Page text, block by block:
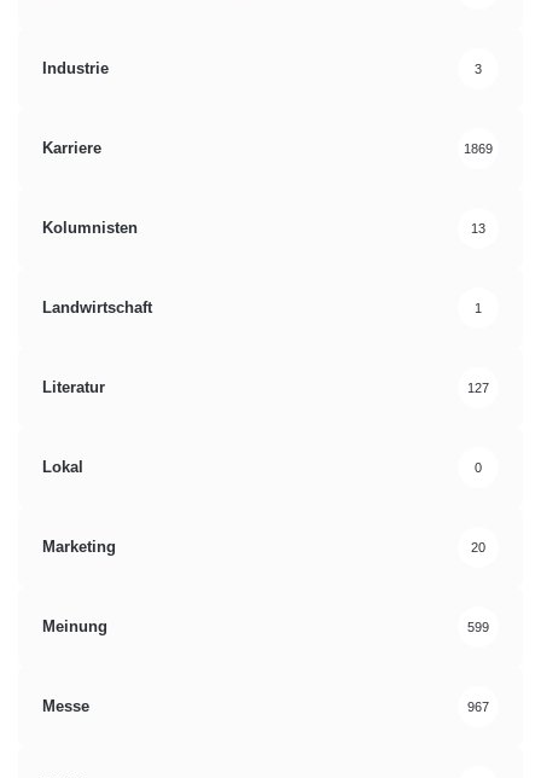
Industrie 3
Karriere 1869
Kolumnisten 13
Landwirtschaft 1
Literatur 127
Lokal 0
Marketing 20
Meinung 599
Messe 967